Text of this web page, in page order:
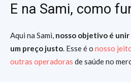
E na Sami, como
Aqui na Sami, nosso objetivo é unir
um preço justo. Esse é o nosso
outras operadoras de saúde no